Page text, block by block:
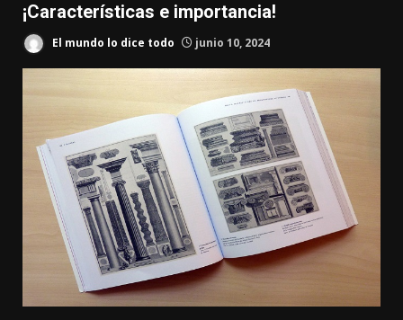
¡Características e importancia!
El mundo lo dice todo junio 10, 2024